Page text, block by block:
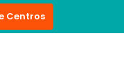
Centros